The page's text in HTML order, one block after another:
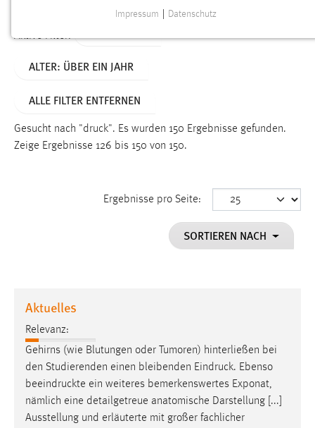
Aktive Filter:
ALTER: ÜBER EIN JAHR
ALLE FILTER ENTFERNEN
Gesucht nach "druck". Es wurden 150 Ergebnisse gefunden.
Zeige Ergebnisse 126 bis 150 von 150.
Ergebnisse pro Seite:
SORTIEREN NACH
Aktuelles
Relevanz:
Gehirns (wie Blutungen oder Tumoren) hinterließen bei
den Studierenden einen bleibenden Eindruck. Ebenso
beeindruckte ein weiteres bemerkenswertes Exponat,
nämlich eine detailgetreue anatomische Darstellung [...]
Ausstellung und erläuterte mit großer fachlicher
Funktionen und sind für die einwandfreie Funktion der
Name:
Dieser Cookie speichert die ausgewählten Einverständnis-
Performance
Name:
staticfilecache
Zweck:
Für performante Seitenauslieferung wird in diesem Cookie
gespeichert, ob man eingeloggt ist.
Impressum Datenschutz